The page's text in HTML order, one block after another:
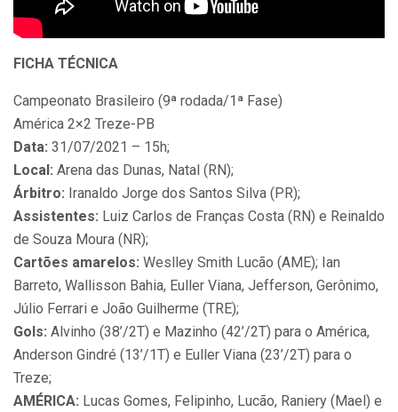
FICHA TÉCNICA
Campeonato Brasileiro (9ª rodada/1ª Fase)
América 2×2 Treze-PB
Data: 31/07/2021 – 15h;
Local: Arena das Dunas, Natal (RN);
Árbitro: Iranaldo Jorge dos Santos Silva (PR);
Assistentes: Luiz Carlos de Franças Costa (RN) e Reinaldo
de Souza Moura (NR);
Cartões amarelos: Weslley Smith Lucão (AME); Ian
Barreto, Wallisson Bahia, Euller Viana, Jefferson, Gerônimo,
Júlio Ferrari e João Guilherme (TRE);
Gols: Alvinho (38’/2T) e Mazinho (42’/2T) para o América,
Anderson Gindré (13’/1T) e Euller Viana (23’/2T) para o
Treze;
AMÉRICA: Lucas Gomes, Felipinho, Lucão, Raniery (Mael) e